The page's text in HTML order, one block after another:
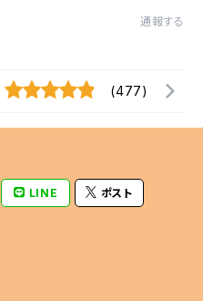
通報する
(477)
LINE ポスト